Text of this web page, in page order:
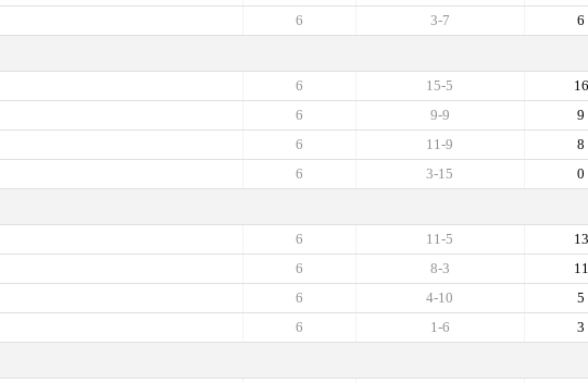
6
3-7
6
16
15-5
6
9
9-9
6
8
11-9
6
0
3-15
6
13
11-5
6
11
8-3
6
5
4-10
6
3
1-6
6